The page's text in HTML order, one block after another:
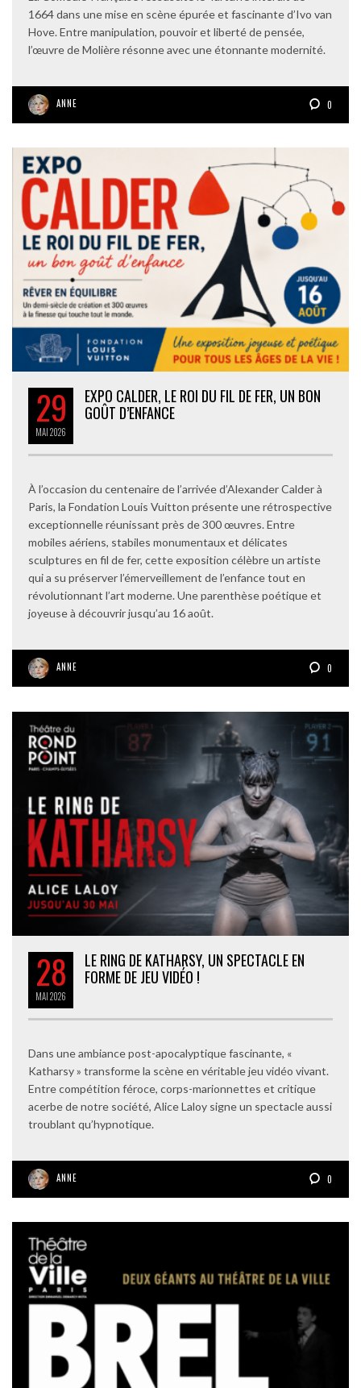
1664 dans une mise en scène épurée et fascinante d’Ivo van
Hove. Entre manipulation, pouvoir et liberté de pensée,
l’œuvre de Molière résonne avec une étonnante modernité.
ANNE 0
29
MAI2026
EXPO CALDER, LE ROI DU FIL DE FER, UN BON
GOÛT D’ENFANCE
À l’occasion du centenaire de l’arrivée d’Alexander Calder à
Paris, la Fondation Louis Vuitton présente une rétrospective
exceptionnelle réunissant près de 300 œuvres. Entre
mobiles aériens, stabiles monumentaux et délicates
sculptures en fil de fer, cette exposition célèbre un artiste
qui a su préserver l’émerveillement de l’enfance tout en
révolutionnant l’art moderne. Une parenthèse poétique et
joyeuse à découvrir jusqu’au 16 août.
ANNE 0
28
MAI2026
LE RING DE KATHARSY, UN SPECTACLE EN
FORME DE JEU VIDÉO !
Dans une ambiance post-apocalyptique fascinante, «
Katharsy » transforme la scène en véritable jeu vidéo vivant.
Entre compétition féroce, corps-marionnettes et critique
acerbe de notre société, Alice Laloy signe un spectacle aussi
troublant qu’hypnotique.
ANNE 0